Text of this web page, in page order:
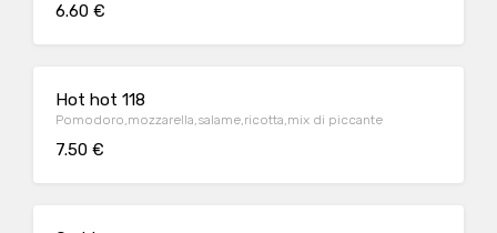
6.60 €
Hot hot 118
Pomodoro,mozzarella,salame,ricotta,mix di piccante
7.50 €